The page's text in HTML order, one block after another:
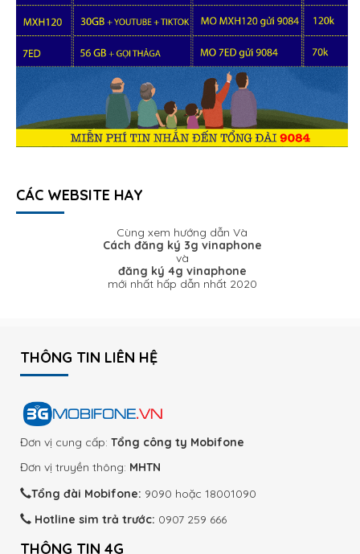
CÁC WEBSITE HAY
Cùng xem hướng dẫn Và
Cách đăng ký 3g vinaphone
và
đăng ký 4g vinaphone
mới nhất hấp dẫn nhất 2020
THÔNG TIN LIÊN HỆ
Đơn vị cung cấp: Tổng công ty Mobifone
Đơn vị truyền thông: MHTN
Tổng đài Mobifone: 9090 hoặc 18001090
Hotline sim trả trước: 0907 259 666
THÔNG TIN 4G